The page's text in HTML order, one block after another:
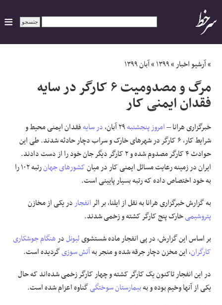
ایران
سیاسی
ورزشی
جهان
حوادث
علوم و فن آوری
فرهنگی و هنری
مقالات
»آرشیو اخبار»۱۳۹۹»آبان ۱۳۹۹
مرگ و مصدومیت ۶ کارگر در سایه
فقدان ایمنی کار
خبرگزاری هرانا –امروز پنجشنبه۲۹ آبان، در سایهفقدان ایمنی محیط و
شرایط کار، ۶ کارگر در شهرهای خارک و سراب دچار حادثه شدند. طی این
حوادث ۴ کارگر مصدوم شده و ۲ کارگر دیگر جان خود را از دست دادند.
ایران در زمینه رعایت مسائل ایمنی کار در میانکشورهای جهان
رتبه ۱۰۲ را
به خود اختصاص داده ‌که رتبه بسیار پایینی است.
به گزارش خبرگزاری هرانا به نقل از ایلنا، بر اثرانفجاردر یکی از مخازن
پتروشیمیخارک پنج کارگر کشته و زخمی شدند.
بر اساس این گزارش، در پی انفجار ماده شستشویلیونلدرهنگامجوشکاری
کارگران، این مخزن دچار جرقه شده و منجر بهآتش سوزیگردیده است.
در این انفجار تاکنون یک کارگر کشته و چهار کارگر زخمی شده‌اند که حال
یکی از آنها وخیم بوده و بهبیمارستانسوختگیگناوه اعزام شده است.